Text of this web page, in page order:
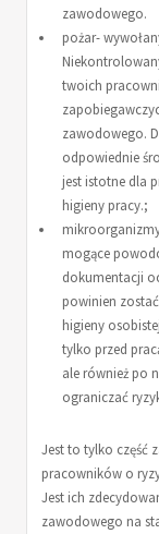
zawodowego.
pożar-
twoich
zawodowego.
odpowiednie
jest istotne dla
higieny pracy.;
mogące
dokumentacji
powinien
higieny
tylko przed
ale również po
ograniczać
Jest to tylko część
pracowników o
Jest ich
zawodowego na